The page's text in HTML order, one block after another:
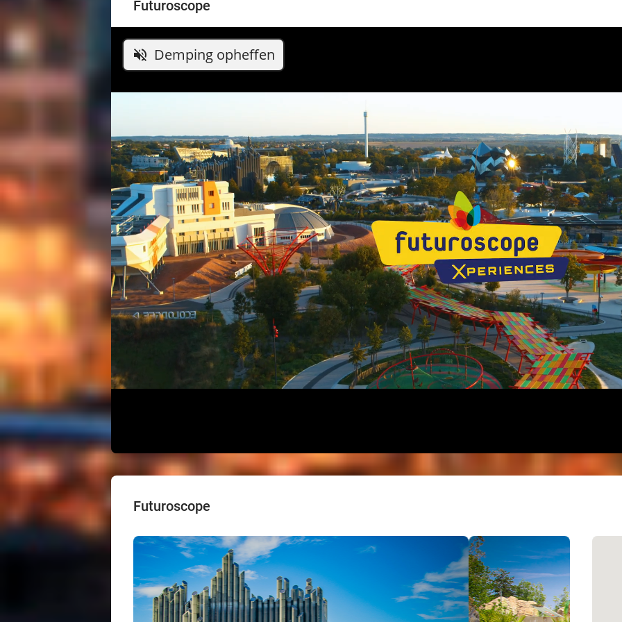
Futuroscope
volume_off Demping opheffen
Futuroscope